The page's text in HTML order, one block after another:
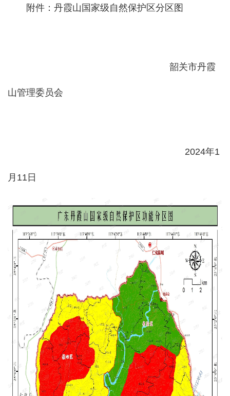
附件：丹霞山国家级自然保护区分区图
韶关市丹霞
山管理委员会
2024年1
月11日